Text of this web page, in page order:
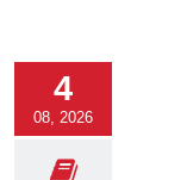
4
08, 2026